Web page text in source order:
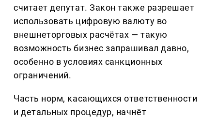
считает депутат. Закон также разрешает
использовать цифровую валюту во
внешнеторговых расчётах — такую
возможность бизнес запрашивал давно,
особенно в условиях санкционных
ограничений.
Часть норм, касающихся ответственности
и детальных процедур, начнёт